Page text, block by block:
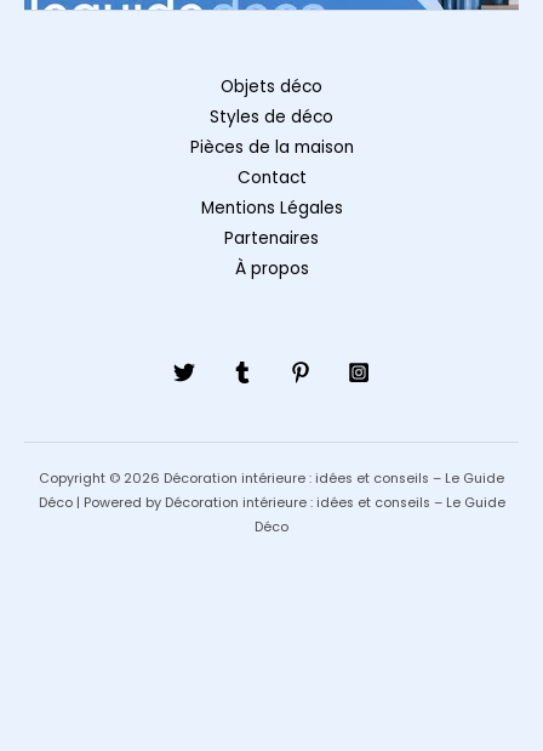
Objets déco
Styles de déco
Pièces de la maison
Contact
Mentions Légales
Partenaires
À propos
Copyright © 2026 Décoration intérieure : idées et conseils – Le Guide
Déco | Powered by Décoration intérieure : idées et conseils – Le Guide
Déco